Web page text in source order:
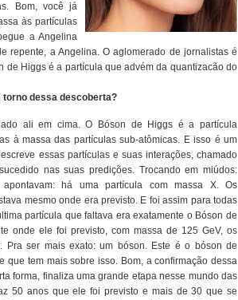
Bom, você já
às partículas
a Angelina
repente, a Angelina. O aglomerado de jornalistas é
de Higgs é a partícula que advém da quantizacão do
torno dessa descoberta?
ali em cima. O Bóson de Higgs é a partícula
à massa das partículas sub-atômicas. E isso é um
essas partículas e suas interações, chamado
nas suas predições. Trocando em miúdos:
há uma partícula com massa X. Os
mesmo onde era previsto. E foi assim para todas
partícula que faltava era exatamente o Bóson de
onde ele foi previsto, com massa de 125 GeV, os
Pra ser mais exato: um bóson. Este é o bóson de
que tem mais sobre isso. Bom, a confirmação dessa
forma, finaliza uma grande etapa nesse mundo das
50 anos que ele foi previsto e mais de 30 que se